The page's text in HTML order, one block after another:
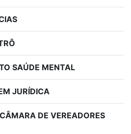
SAÚDE MENTAL
JURÍDICA
DE VEREADORES